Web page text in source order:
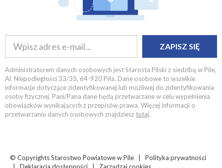
ZAPISZ SIĘ
Administratorem danych osobowych jest Starosta Pilski z siedzibą w Pile,
Al. Niepodległości 33/35, 64-920 Piła. Dane osobowe to wszelkie
informacje dotyczące zidentyfikowanej lub możliwej do zidentyfikowania
osoby fizycznej. Pani/Pana dane będą przetwarzane w celu wypełnienia
obowiązków wynikających z przepisów prawa. Więcej informacji o
przetwarzaniu danych osobowych znajdziesz tutaj.
© CopyrightsStarostwo Powiatowe w Pile | Polityka prywatności
| Deklaracja dostępności | Zarządzaj cookies